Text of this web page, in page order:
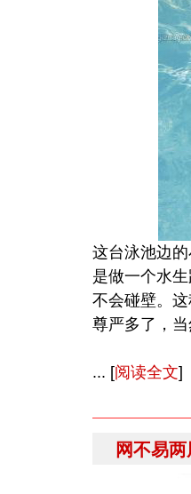
这台泳池边
是做一个水
不会碰壁。
尊严多了，
... [阅读全文]
网不易